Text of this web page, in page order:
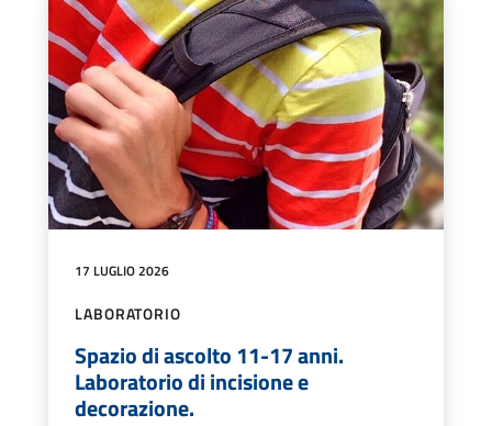
17 LUGLIO 2026
LABORATORIO
Spazio di ascolto 11-17 anni.
Laboratorio di incisione e
decorazione.